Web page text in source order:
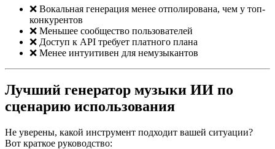
❌ Вокальная генерация менее отполирована, чем у топ-
конкурентов
❌ Меньшее сообщество пользователей
❌ Доступ к API требует платного плана
❌ Менее интуитивен для немузыкантов
Лучший генератор музыки ИИ по
сценарию использования
Не уверены, какой инструмент подходит вашей ситуации?
Вот краткое руководство: